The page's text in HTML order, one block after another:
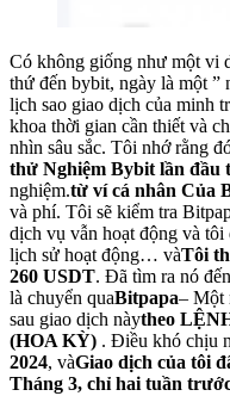
Có không giống như một vi
thứ đến bybit, ngày là một ”
lịch sao giao dịch của minh
khoa thời gian cần thiết và
nhìn sâu sắc. Tôi nhớ rằng
thử Nghiệm Bybit lần đầu
nghiệm.từ ví cá nhân Của
và phí. Tôi sẽ kiểm tra
dịch vụ vẫn hoạt động và
lịch sử hoạt động… vàTôi
260 USDT. Đã tìm ra nó
là chuyển quaBitpapa– Một
sau giao dịch nàytheo
(HOA KỲ) . Điều khó chịu
2024, vàGiao dịch của tôi
Tháng 3, chỉ hai tuần